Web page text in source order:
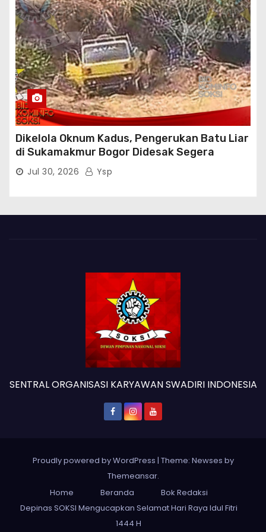
Dikelola Oknum Kadus, Pengerukan Batu Liar
di Sukamakmur Bogor Didesak Segera
Ditindak Hukum
Jul 30, 2026 Ysp
SENTRAL ORGANISASI KARYAWAN SWADIRI INDONESIA
Proudly powered by WordPress | Theme: Newses by
Themeansar.
Home
Beranda
Bok Redaksi
Depinas SOKSI Mengucapkan Selamat Hari Raya Idul Fitri
1444 H